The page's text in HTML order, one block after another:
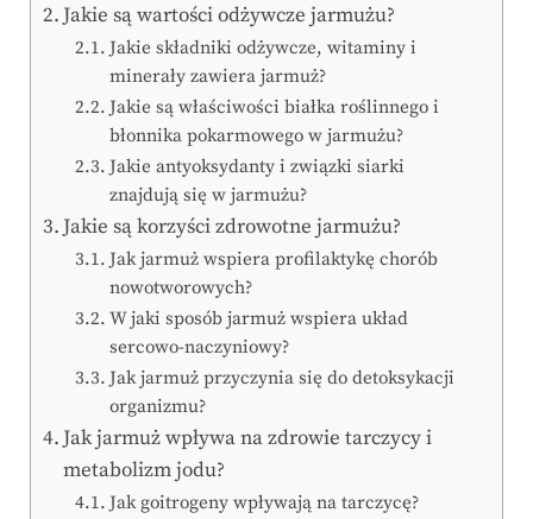
Jakie są wartości odżywcze jarmużu?
Jakie składniki odżywcze, witaminy i
minerały zawiera jarmuż?
Jakie są właściwości białka roślinnego i
błonnika pokarmowego w jarmużu?
Jakie antyoksydanty i związki siarki
znajdują się w jarmużu?
Jakie są korzyści zdrowotne jarmużu?
Jak jarmuż wspiera profilaktykę chorób
nowotworowych?
W jaki sposób jarmuż wspiera układ
sercowo-naczyniowy?
Jak jarmuż przyczynia się do detoksykacji
organizmu?
Jak jarmuż wpływa na zdrowie tarczycy i
metabolizm jodu?
Jak goitrogeny wpływają na tarczycę?